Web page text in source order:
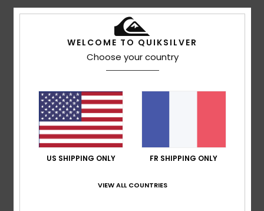
Note moyenne
4.0/5
basé sur3 avis vérifiés
67% de nos clients recommandent ce produit
Confort
4.3
Taille
WELCOME TO QUIKSILVER
Choose your country
US SHIPPING ONLY FR SHIPPING ONLY
VIEW ALL COUNTRIES